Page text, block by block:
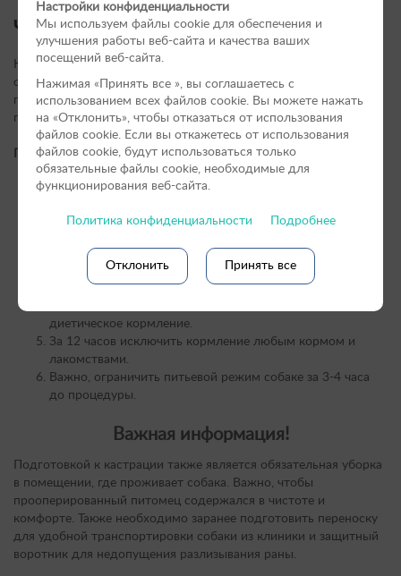
Что нужно знать перед процедурой?
Кастрация предполагает хирургическое удаление органов,
ответственных за размножение. Хирургической процедуре
предшествует определенная подготовка, которую должен
пройти каждый питомец.
Подготовка:
Собака должна быть заранее обработана от внутренних
Обязательно, чтобы собака была вакцинирована от
Не лишним будет пройти собаке лабораторное
исследование крови и мочи, ультразвуковое
сканирование, ЭХО сердца.
Важно, за 3-ое суток до процедуры перевести собаку на
диетическое кормление.
За 12 часов исключить кормление любым кормом и
лакомствами.
Важно, ограничить питьевой режим собаке за 3-4 часа
до процедуры.
Важная информация!
Подготовкой к кастрации также является обязательная уборка
в помещении, где проживает собака. Важно, чтобы
прооперированный питомец содержался в чистоте и
комфорте. Также необходимо заранее подготовить переноску
для удобной транспортировки собаки из клиники и защитный
воротник для недопущения разлизывания раны.
Настройки конфиденциальности
Мы используем файлы cookie для обеспечения и
улучшения работы веб-сайта и качества ваших
посещений веб-сайта.
Нажимая «Принять вce », вы соглашаетесь с
использованием всех файлов cookie. Вы можете нажать
на «Отклонить», чтобы отказаться от использования
файлов сookie. Если вы откажетесь от использования
файлов cookie, будут использоваться только
обязательные файлы cookie, необходимые для
функционирования веб-сайта.
Политика конфиденциальности Подробнее
Отклонить Принять все